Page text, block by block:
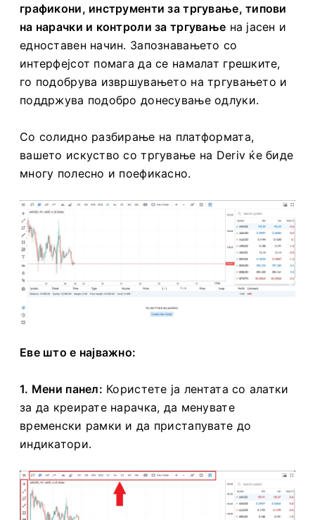
графикони, инструменти за тргување, типови
на нарачки и контроли за тргување на јасен и
едноставен начин. Запознавањето со
интерфејсот помага да се намалат грешките,
го подобрува извршувањето на тргувањето и
поддржува подобро донесување одлуки.
Со солидно разбирање на платформата,
вашето искуство со тргување на Deriv ќе биде
многу полесно и поефикасно.
Еве што е најважно:
1. Мени панел: Користете ја лентата со алатки
за да креирате нарачка, да менувате
временски рамки и да пристапувате до
индикатори.